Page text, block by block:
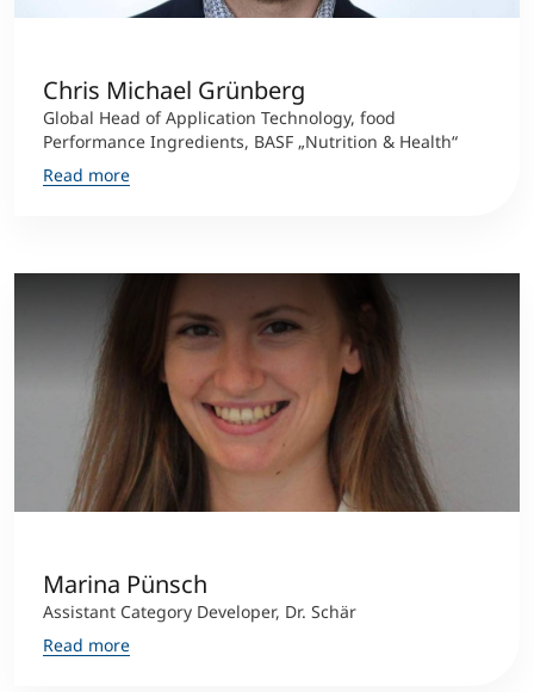
Chris Michael Grünberg
Global Head of Application Technology, food
Performance Ingredients, BASF „Nutrition & Health“
Read more
Marina Pünsch
Assistant Category Developer, Dr. Schär
Read more